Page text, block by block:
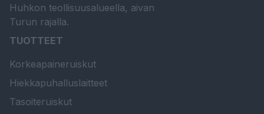
Huhkon teollisuusalueella, aivan
Turun rajalla.
TUOTTEET
Korkeapaineruiskut
Hiekkapuhalluslaitteet
Tasoiteruiskut